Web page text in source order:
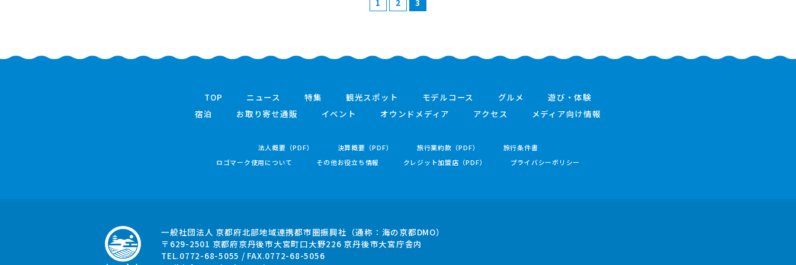
TOP ニュース 特集 観光スポット モデルコース グルメ
遊び・体験
宿泊
お取り寄せ通販 イベント オウンドメディア アクセス メディア向け情報
法人概要（PDF） 決算概要（PDF） 旅行業約款（PDF）
旅行条件書
ロゴマーク使用について
その他お役立ち情報 クレジット加盟店（PDF） プライバシーポリシー
一般社団法人 京都府北部地域連携都市圏振興社 （通称：海の京都DMO）
〒629-2501 京都府京丹後市大宮町口大野226 京丹後市大宮庁舎内
TEL.0772-68-5055 / FAX.0772-68-5056